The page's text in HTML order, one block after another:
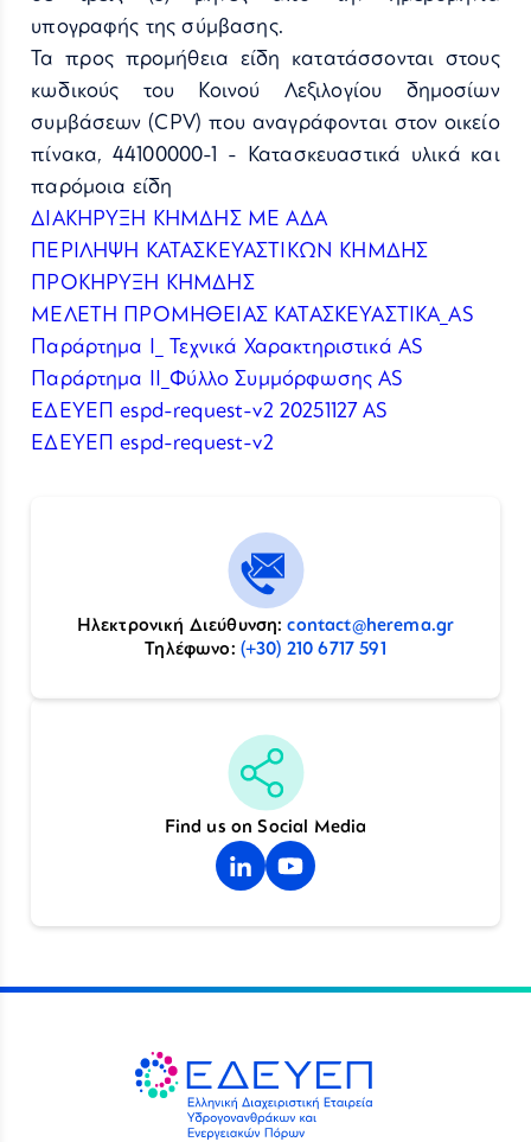
υπογραφής της σύμβασης.
Τα προς προμήθεια είδη κατατάσσονται στους
κωδικούς του Κοινού Λεξιλογίου δημοσίων
συμβάσεων (CPV) που αναγράφονται στον οικείο
πίνακα, 44100000-1 - Κατασκευαστικά υλικά και
παρόμοια είδη
ΔΙΑΚΗΡΥΞΗ ΚΗΜΔΗΣ ΜΕ ΑΔΑ
ΠΕΡΙΛΗΨΗ ΚΑΤΑΣΚΕΥΑΣΤΙΚΩΝ ΚΗΜΔΗΣ
ΠΡΟΚΗΡΥΞΗ ΚΗΜΔΗΣ
ΜΕΛΕΤΗ ΠΡΟΜΗΘΕΙΑΣ ΚΑΤΑΣΚΕΥΑΣΤΙΚΑ_AS
Παράρτημα Ι_ Τεχνικά Χαρακτηριστικά AS
Παράρτημα ΙΙ_Φύλλο Συμμόρφωσης AS
ΕΔΕΥΕΠ espd-request-v2 20251127 AS
ΕΔΕΥΕΠ espd-request-v2
Ηλεκτρονική Διεύθυνση:contact@herema.gr
Τηλέφωνο: (+30) 210 6717 591
Find us on Social Media